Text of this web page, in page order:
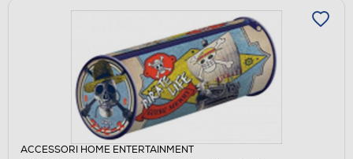
ACCESSORI HOME ENTERTAINMENT